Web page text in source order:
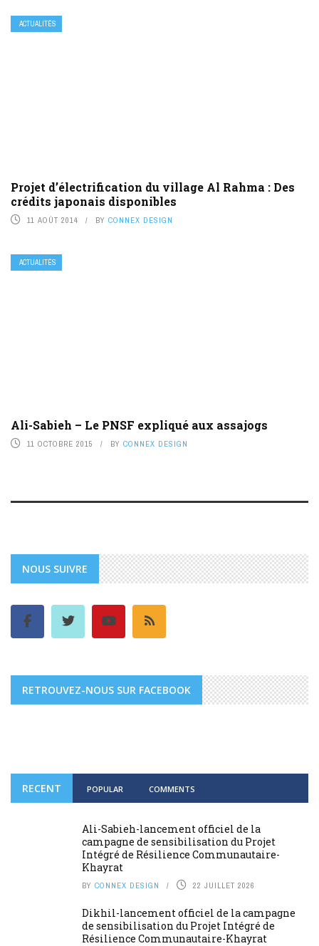
ACTUALITÉS
Projet d’électrification du village Al Rahma : Des
crédits japonais disponibles
11 AOÛT 2014 BY CONNEX DESIGN
ACTUALITÉS
Ali-Sabieh – Le PNSF expliqué aux assajogs
11 OCTOBRE 2015 BY CONNEX DESIGN
NOUS SUIVRE
RETROUVEZ-NOUS SUR FACEBOOK
RECENT POPULAR COMMENTS
Ali-Sabieh-lancement officiel de la
campagne de sensibilisation du Projet
Intégré de Résilience Communautaire-
Khayrat
BY CONNEX DESIGN 22 JUILLET 2026
Dikhil-lancement officiel de la campagne
de sensibilisation du Projet Intégré de
Résilience Communautaire-Khayrat